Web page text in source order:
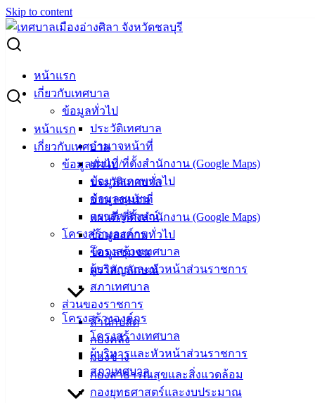
Skip to content
หน้าแรก
เกี่ยวกับเทศบาล
ข้อมูลทั่วไป
ประวัติเทศบาล
อำนาจหน้าที่
แผนที่/ที่ตั้งสำนักงาน (Google Maps)
ข้อมูลสภาพทั่วไป
ข้อมูลชุมชน
ตราสัญลักษณ์
โครงสร้างองค์กร
โครงสร้างเทศบาล
ผู้บริหารและหัวหน้าส่วนราชการ
สภาเทศบาล
ส่วนของราชการ
สำนักปลัด
กองคลัง
กองช่าง
กองสาธารณสุขและสิ่งแวดล้อม
กองยุทธศาสตร์และงบประมาณ
หน้าแรก
เกี่ยวกับเทศบาล
ข้อมูลทั่วไป
ประวัติเทศบาล
อำนาจหน้าที่
แผนที่/ที่ตั้งสำนักงาน (Google Maps)
ข้อมูลสภาพทั่วไป
ข้อมูลชุมชน
ตราสัญลักษณ์
โครงสร้างองค์กร
โครงสร้างเทศบาล
ผู้บริหารและหัวหน้าส่วนราชการ
สภาเทศบาล
Search for:
ผู้ชนะการเสนอราคา ซ่อมรถยนต์ส่วนกลาง ทะเบียน กร 870
ผู้ชนะการเสนอราคา ซ่อมรถยนต์ส่วน
กลาง ทะเบียน กร 870
มีนาคม 13, 2024 มีนาคม 14, 2024
ประกาศผู้ชนะ
ซ่อมรถยนต์ ทะเบียน กร 870
ดาวน์โหลด
เมืองอ่าง